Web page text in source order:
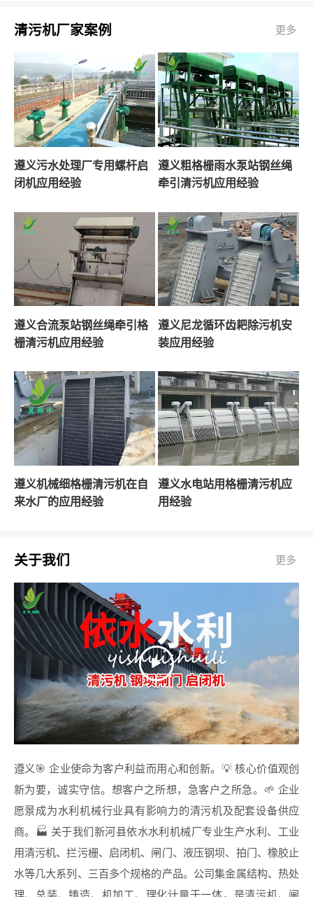
清污机厂家案例 更多
遵义污水处理厂专用螺杆启
闭机应用经验
遵义粗格栅雨水泵站钢丝绳
牵引清污机应用经验
遵义合流泵站钢丝绳牵引格
栅清污机应用经验
遵义尼龙循环齿耙除污机安
装应用经验
遵义机械细格栅清污机在自
来水厂的应用经验
遵义水电站用格栅清污机应
用经验
关于我们 更多
遵义🎯 企业使命为客户利益而用心和创新。💡 核心价值观创
新为要，诚实守信。想客户之所想，急客户之所急。🌱 企业
愿景成为水利机械行业具有影响力的清污机及配套设备供应
商。🏭 关于我们新河县依水水利机械厂专业生产水利、工业
用清污机、拦污栅、启闭机、闸门、液压钢坝、拍门、橡胶止
水等几大系列、三百多个规格的产品。公司集金属结构、热处